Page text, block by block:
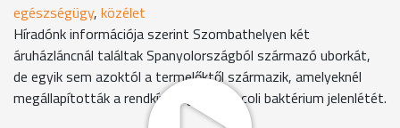
egészségügy, közélet
Híradónk információja szerint Szombathelyen két
áruházláncnál találtak Spanyolországból származó uborkát,
de egyik sem azoktól a termelőktől származik, amelyeknél
megállapították a rendkívül agresszív coli baktérium jelenlétét.